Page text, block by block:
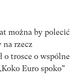
można by polecić
rzecz
o trosce o wspólne
Euro spoko”